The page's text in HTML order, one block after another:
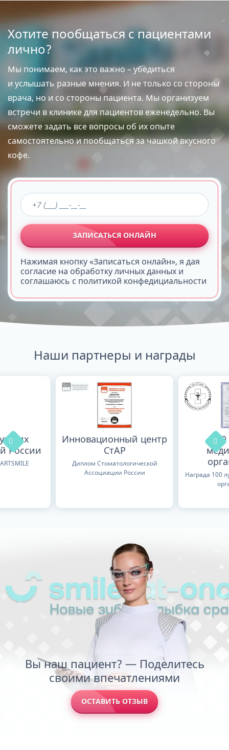
Хотите пообщаться с пациентами
лично?
Мы понимаем, как это важно – убедиться
и услышать разные мнения. И не только со стороны
врача, но и со стороны пациента. Мы организуем
встречи в клинике для пациентов еженедельно. Вы
сможете задать все вопросы об их опыте
самостоятельно и пообщаться за чашкой вкусного
кофе.
ЗАПИСАТЬСЯ ОНЛАЙН
Нажимая кнопку «Записаться онлайн», я дая
согласие на обработку личных данных и
соглашаюсь с политикой конфедициальности
Наши партнеры и награды
России
Инновационный центр
СтАР
Диплом Стоматологической
Ассоциации России
Награда 100
Вы наш пациент? — Поделитесь
своими впечатлениями
ОСТАВИТЬ ОТЗЫВ